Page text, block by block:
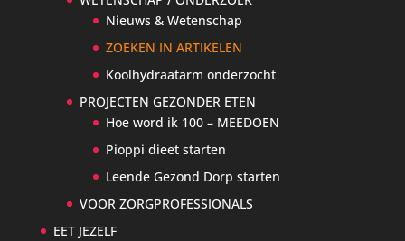
Nieuws & Wetenschap
ZOEKEN IN ARTIKELEN
Koolhydraatarm onderzocht
PROJECTEN GEZONDER ETEN
Hoe word ik 100 – MEEDOEN
Pioppi dieet starten
Leende Gezond Dorp starten
VOOR ZORGPROFESSIONALS
EET JEZELF